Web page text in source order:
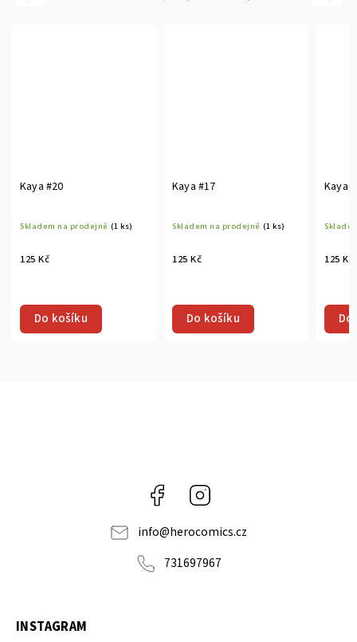
Kaya #20
Skladem na prodejně (1 ks)
125 Kč
Do košíku
Kaya #17
Skladem na prodejně (1 ks)
125 Kč
Do košíku
Kaya
125 Kč
Facebook
info@herocomics.cz
731697967
INSTAGRAM